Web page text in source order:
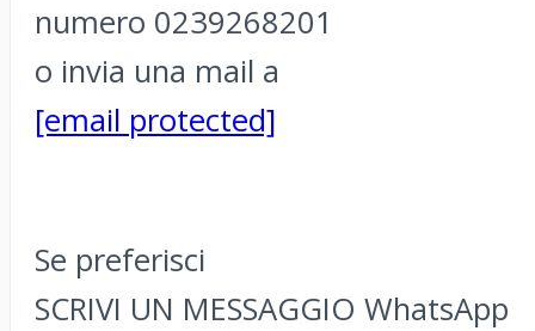
numero 0239268201
o invia una mail a
[email protected]
Se preferisci
SCRIVI UN MESSAGGIO WhatsApp